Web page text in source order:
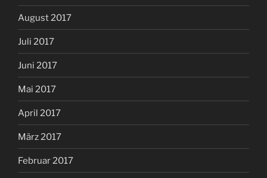
August 2017
Juli 2017
Juni 2017
Mai 2017
April 2017
März 2017
Februar 2017